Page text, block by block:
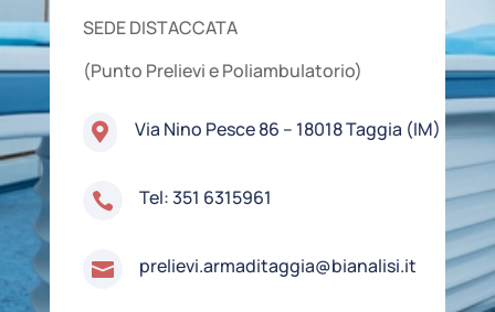
SEDE DISTACCATA
(Punto Prelievi e Poliambulatorio)
 Via Nino Pesce 86 – 18018 Taggia (IM)
 Tel: 351 6315961
 prelievi.armaditaggia@bianalisi.it